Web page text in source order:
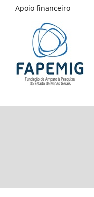
Apoio financeiro